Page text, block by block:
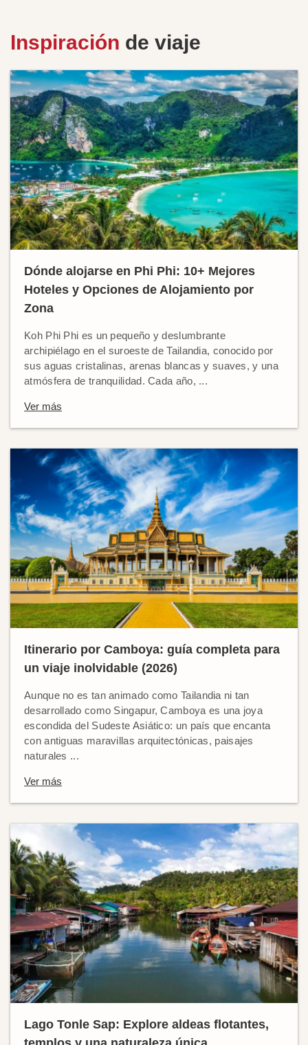
Inspiración de viaje
Dónde alojarse en Phi Phi: 10+ Mejores
Hoteles y Opciones de Alojamiento por
Zona
Koh Phi Phi es un pequeño y deslumbrante
archipiélago en el suroeste de Tailandia, conocido por
sus aguas cristalinas, arenas blancas y suaves, y una
atmósfera de tranquilidad. Cada año, ...
Ver más
Itinerario por Camboya: guía completa para
un viaje inolvidable (2026)
Aunque no es tan animado como Tailandia ni tan
desarrollado como Singapur, Camboya es una joya
escondida del Sudeste Asiático: un país que encanta
con antiguas maravillas arquitectónicas, paisajes
naturales ...
Ver más
Lago Tonle Sap: Explore aldeas flotantes,